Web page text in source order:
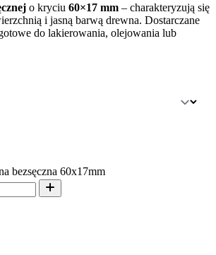
o kryciu 60×17 mm – charakteryzują się
i jasną barwą drewna. Dostarczane
do lakierowania, olejowania lub
bezsęczna 60x17mm